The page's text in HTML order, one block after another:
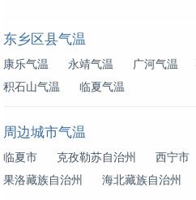
东乡区县气温
康乐气温 永靖气温 广河气温
积石山气温
临夏气温
周边城市气温
临夏市 克孜勒苏自治州 西宁市
果洛藏族自治州
海北藏族自治州